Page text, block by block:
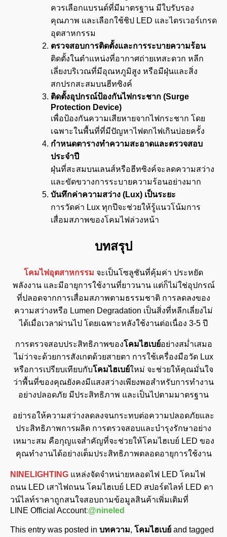
ควรเลือกแบรนด์ที่มีมาตรฐาน มีใบรับรอง
คุณภาพ และเลือกใช้ชิป LED และไดรเวอร์เกรด
อุตสาหกรรม
ตรวจสอบการติดตั้งและการระบายความร้อน
ติดตั้งในตำแหน่งที่อากาศถ่ายเทสะดวก หลีก
เลี่ยงบริเวณที่มีอุณหภูมิสูง หรือมีฝุ่นและสิ่ง
สกปรกสะสมบนฮีทซิงค์
ติดตั้งอุปกรณ์ป้องกันไฟกระชาก (Surge
Protection Device)
เพื่อป้องกันความเสียหายจากไฟกระชาก โดย
เฉพาะในพื้นที่ที่มีปัญหาไฟตกไฟเกินบ่อยครั้ง
กำหนดตารางทำความสะอาดและตรวจสอบ
ประจำปี
ฝุ่นที่สะสมบนเลนส์หรือฮีทซิงค์จะลดความสว่าง
และขัดขวางการระบายความร้อนอย่างมาก
บันทึกค่าความสว่าง (Lux) เป็นระยะ
การวัดค่า Lux ทุกปีจะช่วยให้รู้แนวโน้มการ
เสื่อมสภาพของโคมไฟล่วงหน้า
บทสรุป
โคมไฟอุตสาหกรรม จะเป็นโซลูชันที่คุ้มค่า ประหยัด
พลังงาน และมีอายุการใช้งานที่ยาวนาน แต่ก็ไม่ใช่อุปกรณ์
ที่ปลอดจากการเสื่อมสภาพตามธรรมชาติ การลดลงของ
ความสว่างหรือ Lumen Degradation เป็นสิ่งที่หลีกเลี่ยงไม่
ได้เมื่อเวลาผ่านไป โดยเฉพาะหลังใช้งานต่อเนื่อง 3-5 ปี
การตรวจสอบประสิทธิภาพของโคมไฮเบย์อย่างสม่ำเสมอ
ไม่ว่าจะด้วยการสังเกตด้วยสายตา การใช้เครื่องมือวัด Lux
หรือการเปรียบเทียบกับโคมไฮเบย์ใหม่ จะช่วยให้คุณมั่นใจ
ว่าพื้นที่ของคุณยังคงมีแสงสว่างเพียงพอสำหรับการทำงาน
อย่างปลอดภัย มีประสิทธิภาพ และเป็นไปตามมาตรฐาน
อย่ารอให้ความสว่างลดลงจนกระทบต่อความปลอดภัยและ
ประสิทธิภาพการผลิต การตรวจสอบและบำรุงรักษาอย่าง
เหมาะสม คือกุญแจสำคัญที่จะช่วยให้โคมไฮเบย์ LED ของ
คุณทำงานได้อย่างเต็มประสิทธิภาพตลอดอายุการใช้งาน
NINELIGHTING แหล่งจัดจำหน่ายหลอดไฟ LED โคมไฟ
ถนน LED เสาไฟถนน โคมไฮเบย์ LED สปอร์ตไลท์ LED ดา
วน์ไลท์ราคาถูกสนใจสอบถามข้อมูลสินค้าเพิ่มเติมที่
LINE Official Account:@nineled
This entry was posted in บทความ, โคมไฮเบย์ and tagged